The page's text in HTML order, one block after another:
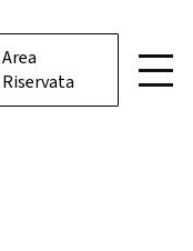
Area
Riservata